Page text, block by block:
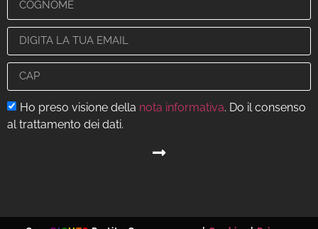
Ho preso visione della nota informativa. Do il consenso
al trattamento dei dati.